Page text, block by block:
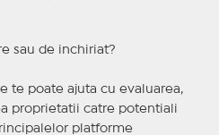
sau de inchiriat?
te poate ajuta cu evaluarea,
proprietatii catre potentiali
platforme